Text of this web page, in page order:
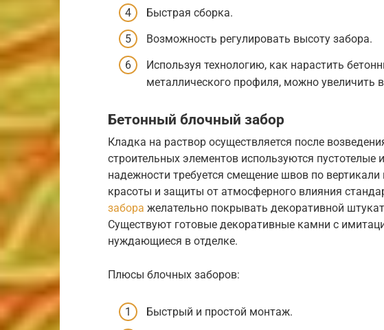
Быстрая сборка.
Возможность регулировать высоту забора.
Используя технологию, как нарастить
металлического профиля, можно увеличить
Бетонный блочный забор
Кладка на раствор осуществляется после
строительных элементов используются пустотелые
надежности требуется смещение швов по
красоты и защиты от атмосферного влияния
забора желательно покрывать декоративной
Существуют готовые декоративные камни с
нуждающиеся в отделке.
Плюсы блочных заборов:
Быстрый и простой монтаж.